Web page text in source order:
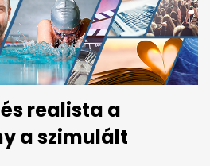
realista a
a szimulált